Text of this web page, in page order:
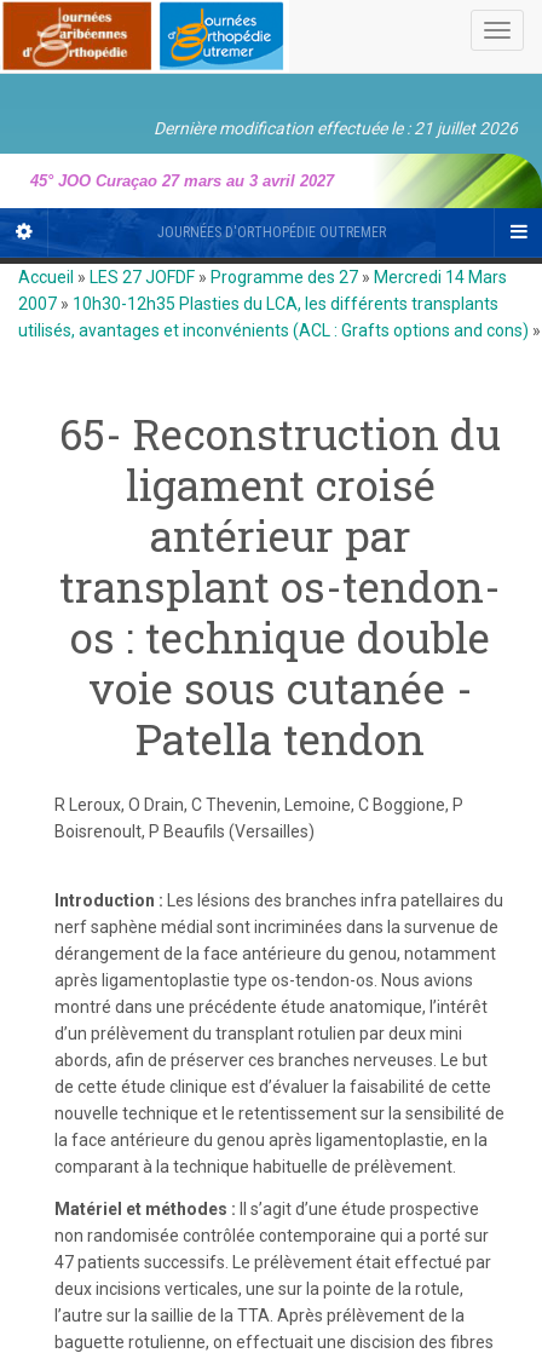
Dernière modification effectuée le : 21 juillet 2026
45° JOO Curaçao 27 mars au 3 avril 2027
JOURNÉES D'ORTHOPÉDIE OUTREMER
Accueil » LES 27 JOFDF » Programme des 27 » Mercredi 14 Mars
2007 » 10h30-12h35 Plasties du LCA, les différents transplants
utilisés, avantages et inconvénients (ACL : Grafts options and cons) »
65- Reconstruction du
ligament croisé
antérieur par
transplant os-tendon-
os : technique double
voie sous cutanée -
Patella tendon
R Leroux, O Drain, C Thevenin, Lemoine, C Boggione, P
Boisrenoult, P Beaufils (Versailles)
Introduction : Les lésions des branches infra patellaires du
nerf saphène médial sont incriminées dans la survenue de
dérangement de la face antérieure du genou, notamment
après ligamentoplastie type os-tendon-os. Nous avions
montré dans une précédente étude anatomique, l’intérêt
d’un prélèvement du transplant rotulien par deux mini
abords, afin de préserver ces branches nerveuses. Le but
de cette étude clinique est d’évaluer la faisabilité de cette
nouvelle technique et le retentissement sur la sensibilité de
la face antérieure du genou après ligamentoplastie, en la
comparant à la technique habituelle de prélèvement.
Matériel et méthodes : Il s’agit d’une étude prospective
non randomisée contrôlée contemporaine qui a porté sur
47 patients successifs. Le prélèvement était effectué par
deux incisions verticales, une sur la pointe de la rotule,
l’autre sur la saillie de la TTA. Après prélèvement de la
baguette rotulienne, on effectuait une discision des fibres